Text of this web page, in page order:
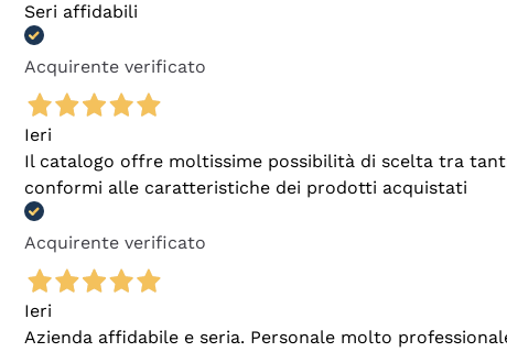
Seri affidabili
Acquirente verificato
Ieri
Il catalogo offre moltissime possibilità di scelta tra
conformi alle caratteristiche dei prodotti acquistati
Acquirente verificato
Ieri
Azienda affidabile e seria. Personale molto